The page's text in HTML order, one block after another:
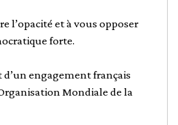
l’opacité et à vous opposer
forte.
d’un engagement français
Mondiale de la